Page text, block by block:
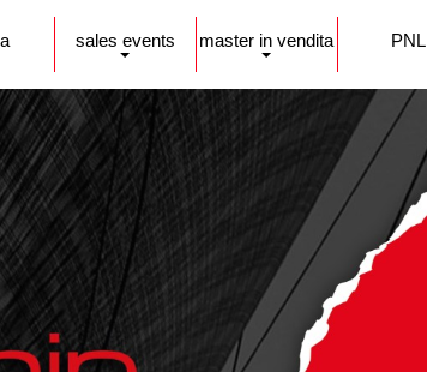
sales events master in vendita PNL